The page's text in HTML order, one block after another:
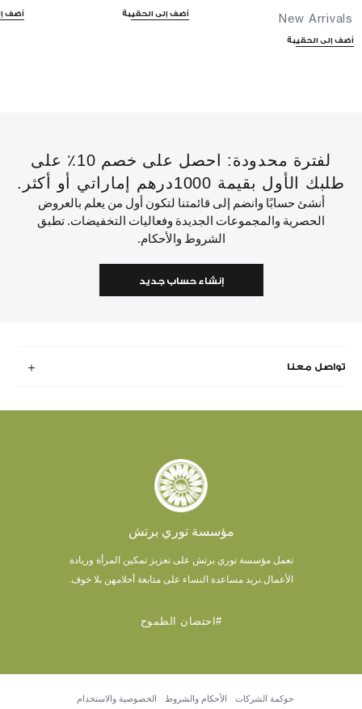
New Arrivals
أضف إلى الحقيبة
أضف إلى الحقيبة أضف
لفترة محدودة: احصل على خصم 10٪ على
طلبك الأول بقيمة 1000درهم إماراتي أو أكثر.
أنشئ حسابًا وانضم إلى قائمتنا لتكون أول من يعلم بالعروض
الحصرية والمجموعات الجديدة وفعاليات التخفيضات. تطبق
الشروط والأحكام.
إنشاء حساب جديد
تواصل معنا
مؤسسة توري برتش
تعمل مؤسسة توري برتش على تعزيز تمكين المرأة وريادة
الأعمال. نريد مساعدة النساء على متابعة أحلامهن بلا خوف.
#احتضان الطموح
حوكمة الشركات الأحكام والشروط الخصوصية والاستخدام